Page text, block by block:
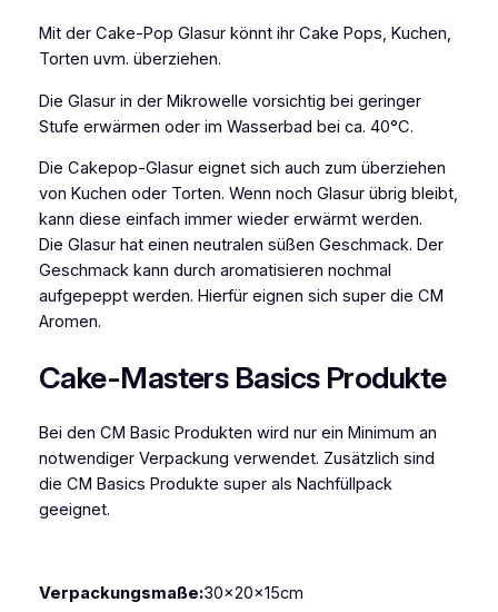
P
o
G
l
a
s
u
r
p
e
r
w
e
ß
2
,
5
M
Mit der Cake-Pop Glasur könnt ihr Cake Pops, Kuchen,
Torten uvm. überziehen.
Die Glasur in der Mikrowelle vorsichtig bei geringer
Stufe erwärmen oder im Wasserbad bei ca. 40°C.
Die Cakepop-Glasur eignet sich auch zum überziehen
von Kuchen oder Torten. Wenn noch Glasur übrig bleibt,
kann diese einfach immer wieder erwärmt werden.
Die Glasur hat einen neutralen süßen Geschmack. Der
Geschmack kann durch aromatisieren nochmal
aufgepeppt werden. Hierfür eignen sich super die CM
Aromen.
Cake-Masters Basics Produkte
Bei den CM Basic Produkten wird nur ein Minimum an
notwendiger Verpackung verwendet. Zusätzlich sind
die CM Basics Produkte super als Nachfüllpack
geeignet.
Verpackungsmaße:30x20x15cm